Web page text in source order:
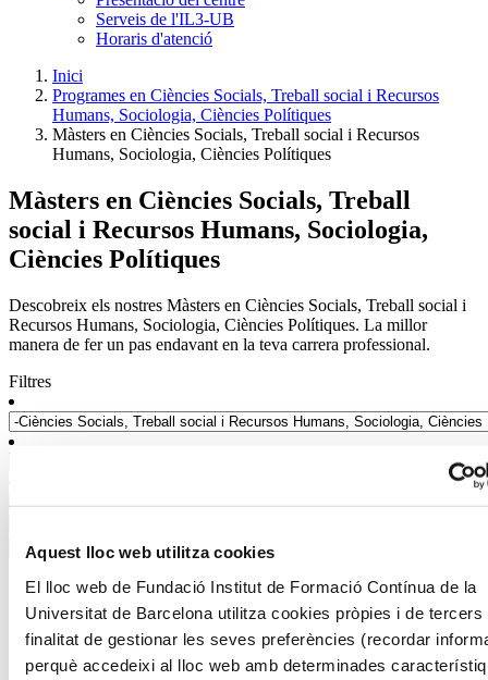
Aquest lloc web utilitza cookies
El lloc web de Fundació Institut de Formació Contínua de la
Universitat de Barcelona utilitza cookies pròpies i de tercers
finalitat de gestionar les seves preferències (recordar
perquè accedeixi al lloc web amb determinades
Serveis de l'IL3-UB
Horaris d'atenció
Inici
Programes en Ciències Socials, Treball social i Recursos
Humans, Sociologia, Ciències Polítiques
Màsters en Ciències Socials, Treball social i Recursos
Humans, Sociologia, Ciències Polítiques
Màsters en Ciències Socials, Treball
social i Recursos Humans, Sociologia,
Ciències Polítiques
Descobreix els nostres Màsters en Ciències Socials, Treball social i
Recursos Humans, Sociologia, Ciències Polítiques. La millor
manera de fer un pas endavant en la teva carrera professional.
Filtres
9 resultats filtrats
Infermeria